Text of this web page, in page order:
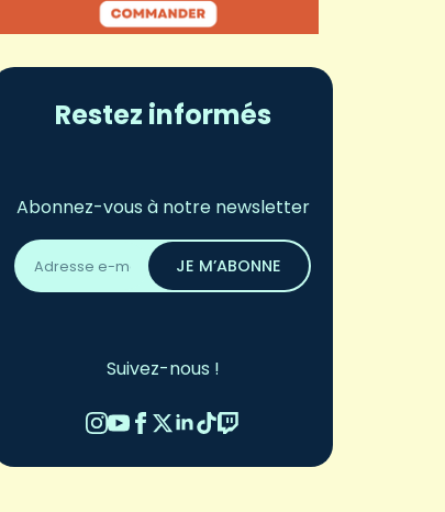
Restez informés
Abonnez-vous à notre newsletter
Adresse
email
*
JE M’ABONNE
Suivez-nous !